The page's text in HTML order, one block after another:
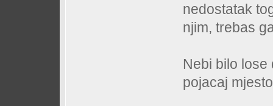
nedostatak
njim, trebas
Nebi bilo lose
pojacaj